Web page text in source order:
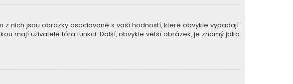
z nich jsou obrázky asociované s vaší hodností, které obvykle vypadají
mají uživatelé fóra funkci. Další, obvykle větší obrázek, je známý jako